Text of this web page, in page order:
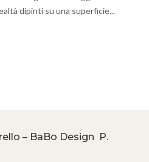
dipinti su una superficie...
– BaBo Design P.